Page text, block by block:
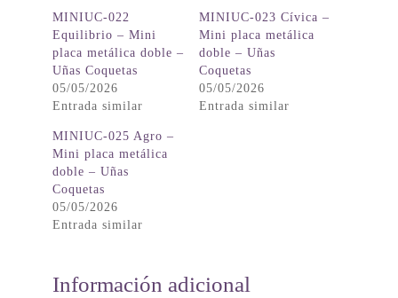
MINIUC-022
Equilibrio – Mini
placa metálica doble –
Uñas Coquetas
05/05/2026
Entrada similar
MINIUC-023 Cívica –
Mini placa metálica
doble – Uñas
Coquetas
05/05/2026
Entrada similar
MINIUC-025 Agro –
Mini placa metálica
doble – Uñas
Coquetas
05/05/2026
Entrada similar
Información adicional